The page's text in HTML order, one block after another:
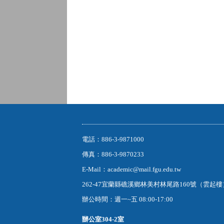
電話：886-3-9871000
傳真：886-3-9870233
E-Mail：academic@mail.fgu.edu.tw
262-47宜蘭縣礁溪鄉林美村林尾路160號（雲起
辦公時間：週一~五 08:00-17:00
辦公室304-2室